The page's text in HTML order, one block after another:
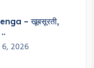
– खूबसूरती,
2026